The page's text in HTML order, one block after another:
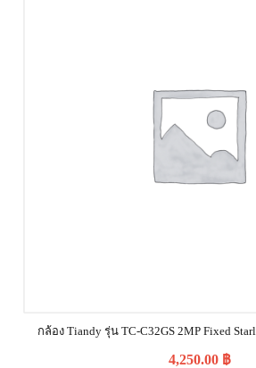
กล้อง Tiandy รุ่น TC-C32GS 2MP Fixed
4,250.00 ฿